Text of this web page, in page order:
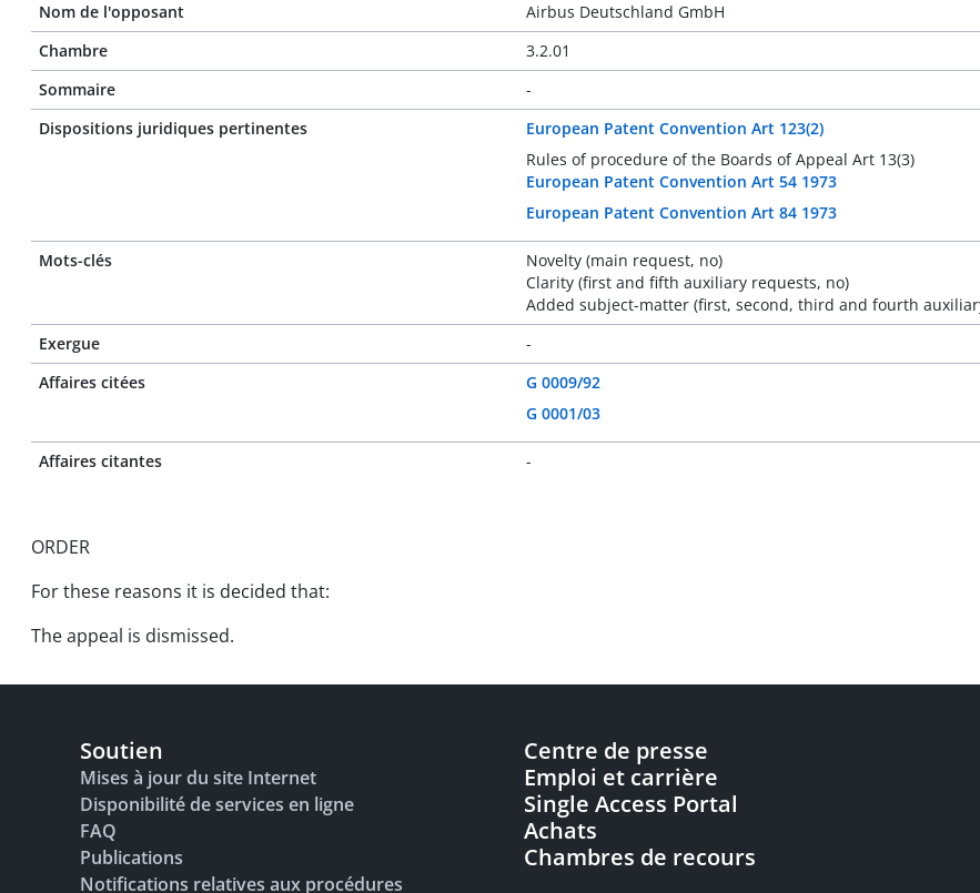
Nom de l'opposant
Airbus Deutschland GmbH
Chambre
3.2.01
Sommaire
-
Dispositions juridiques pertinentes
European Patent Convention Art 123(2)
Rules of procedure of the Boards of Appeal Art 13(3)
European Patent Convention Art 54 1973
European Patent Convention Art 84 1973
Mots-clés
Novelty (main request, no)
Clarity (first and fifth auxiliary requests, no)
Added subject-matter (first, second, third and fourth
Exergue
-
Affaires citées
G 0009/92
G 0001/03
Affaires citantes -
ORDER
For these reasons it is decided that:
The appeal is dismissed.
Soutien
Mises à jour du site Internet
Disponibilité de services en ligne
FAQ
Publications
Notifications relatives aux procédures
Centre de presse
Emploi et carrière
Single Access Portal
Achats
Chambres de recours